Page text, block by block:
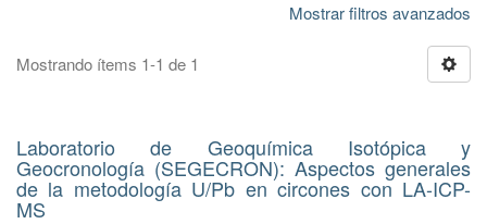
Mostrar filtros avanzados
Mostrando ítems 1-1 de 1
Laboratorio de Geoquímica Isotópica y
Geocronología (SEGECRON): Aspectos generales
de la metodología U/Pb en circones con LA-ICP-
MS